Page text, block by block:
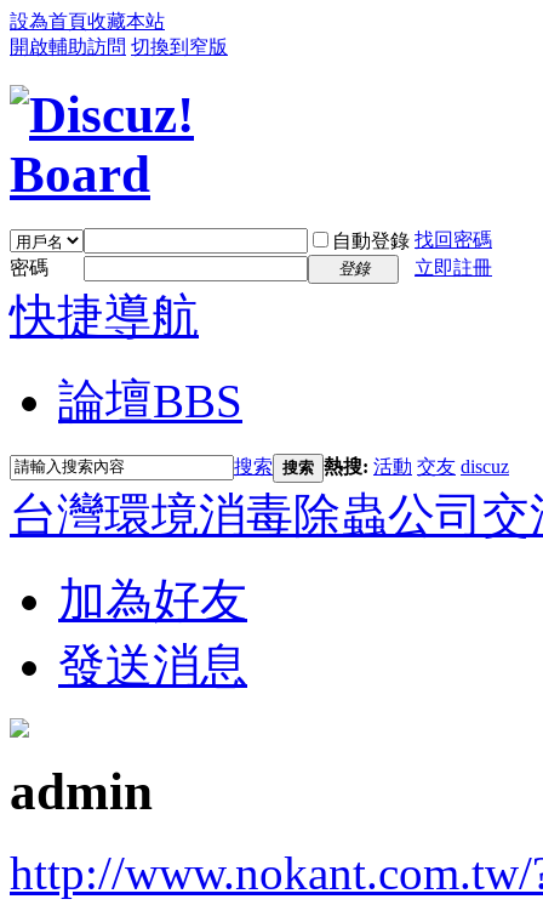
設為首頁收藏本站
開啟輔助訪問 切換到窄版
自動登錄 找回密碼
密碼
登錄 立即註冊
快捷導航
論壇BBS
搜索 搜索 熱搜: 活動 交友 discuz
台灣環境消毒除蟲公司
加為好友
發送消息
admin
http://www.nokant.com.tw/